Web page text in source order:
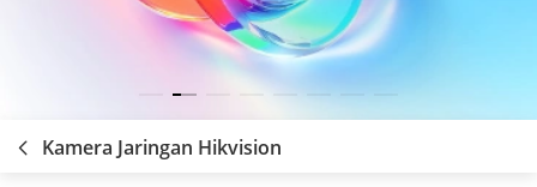
Kamera Jaringan Hikvision